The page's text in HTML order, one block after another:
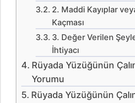
2. Maddi Kayıplar
Kaçması
3. Değer Verilen
İhtiyacı
Rüyada Yüzüğünün
Yorumu
Rüyada Yüzüğünün